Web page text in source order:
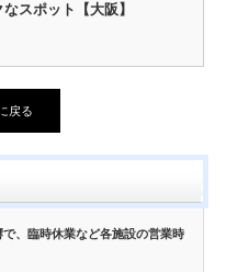
スポット【大阪】
戻る
、臨時休業など各施設の営業時